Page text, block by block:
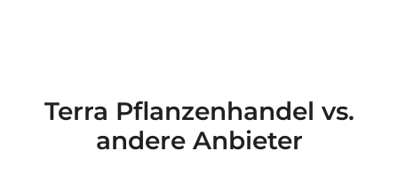
Terra Pflanzenhandel vs.
andere Anbieter